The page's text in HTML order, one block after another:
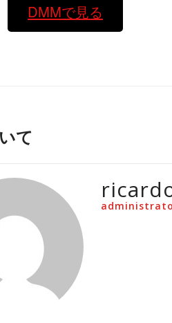
DMMで見る
て